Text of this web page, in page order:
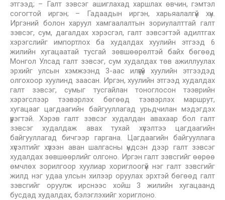
этгээд; – Галт зэвсэг ашиглахад харшлах өвчин, гэмтэл
согогтой иргэн; – Гадаадын иргэн, харьяалалгүй хүн.
Иргэний болон харуул хамгаалалтын зориулалттай галт
зэвсэг, сум, дагалдах хэрэсгэл, галт зэвсэгтэй адилтгах
хэрэгслийг импортлох ба худалдах хуулийн этгээд 6
жилийн хугацаатай тусгай зөвшөөрөлтэй байх бөгөөд
Монгол Улсад галт зэвсэг, сум худалдах төв ажиллуулах
эрхийг улсын хэмжээнд 3-аас илүүгүй хуулийн этгээдэд
олгохоор хуулинд заасан. Иргэн, хуулийн этгээд худалдах
галт зэвсэг, сумыг тусгайлан тоноглосон тээврийн
хэрэгслээр тээвэрлэх бөгөөд тээвэрлэх маршрут,
хугацааг цагдаагийн байгууллагад урьдчилан мэдэгдэх
үүрэгтэй. Хэрэв галт зэвсэг худалдан авахаар бол галт
зэвсэг худалдаж авах тухай хүсэлтээ цагдаагийн
байгууллагад бичгээр гаргана. Цагдаагийн байгууллага
хүсэлтийг хүлээн аван шалгасны үндсэн дээр галт зэвсэг
худалдах зөвшөөрлийг олгоно. Иргэн галт зэвсгийг өөрөө
өмчлөх зорилгоор хуулиар хориглоогүй нэг галт зэвсгийг
жилд нэг удаа улсын хилээр оруулах эрхтэй бөгөөд галт
зэвсгийг оруулж ирснээс хойш 3 жилийн хугацаанд
бусдад худалдах, бэлэглэхийг хориглоно.